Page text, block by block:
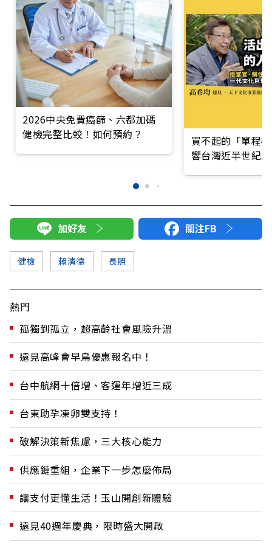
2026中央免費癌篩、六都加碼
健檢完整比較！如何預約？
買不起的「單程
響台灣近半世紀
加好友 關注FB
健檢 賴清德 長照
熱門
孤獨到孤立，超高齡社會風險升溫
遠見高峰會早鳥優惠報名中！
台中航網十倍增、客運年增近三成
台東助孕凍卵雙支持！
破解決策新焦慮，三大核心能力
供應鏈重組，企業下一步怎麼佈局
讓支付更懂生活！玉山開創新體驗
遠見40週年慶典，限時盛大開啟